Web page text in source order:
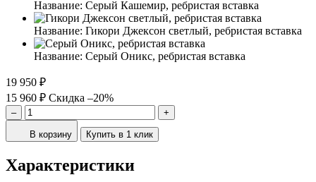
Название: Серый Кашемир, ребристая вставка
Название: Гикори Джексон светлый, ребристая вставка
Название: Серый Оникс, ребристая вставка
19 950 ₽
15 960 ₽ Скидка –20%
– +
В корзину Купить в 1 клик
Характеристики